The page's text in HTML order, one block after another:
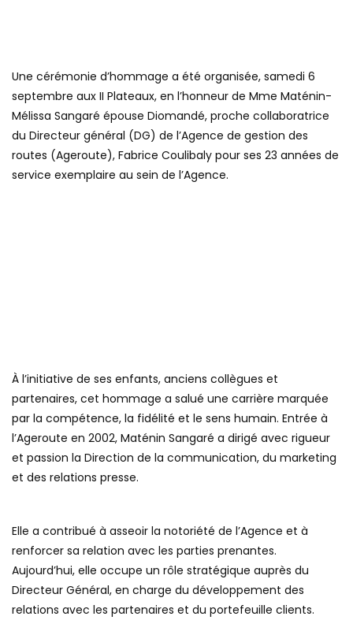
Une cérémonie d’hommage a été organisée, samedi 6
septembre aux II Plateaux, en l’honneur de Mme Maténin-
Mélissa Sangaré épouse Diomandé, proche collaboratrice
du Directeur général (DG) de l’Agence de gestion des
routes (Ageroute), Fabrice Coulibaly pour ses 23 années de
service exemplaire au sein de l’Agence.
À l’initiative de ses enfants, anciens collègues et
partenaires, cet hommage a salué une carrière marquée
par la compétence, la fidélité et le sens humain. Entrée à
l’Ageroute en 2002, Maténin Sangaré a dirigé avec rigueur
et passion la Direction de la communication, du marketing
et des relations presse.
Elle a contribué à asseoir la notoriété de l’Agence et à
renforcer sa relation avec les parties prenantes.
Aujourd’hui, elle occupe un rôle stratégique auprès du
Directeur Général, en charge du développement des
relations avec les partenaires et du portefeuille clients.